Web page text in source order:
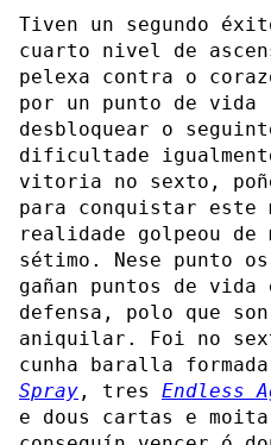
Tiven un segundo
cuarto nivel de
pelexa contra o
por un punto de vida
desbloquear o
dificultade
vitoria no sexto,
para conquistar este
realidade golpeou de
sétimo. Nese punto
gañan puntos de
defensa, polo que
aniquilar. Foi no
cunha baralla
Spray , tres Endless
e dous cartas e